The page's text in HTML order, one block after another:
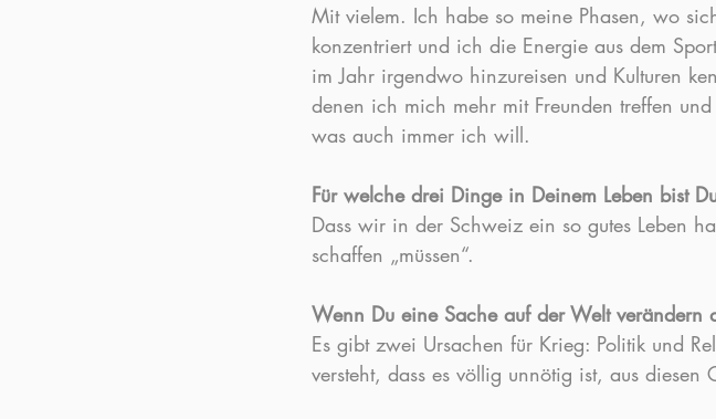
Mit vielem. Ich habe so meine Phasen, wo
konzentriert und ich die Energie aus dem
im Jahr irgendwo hinzureisen und Kulturen
denen ich mich mehr mit Freunden treffen
was auch immer ich will.
Für welche drei Dinge in Deinem Leben bist
Dass wir in der Schweiz ein so gutes Leben
schaffen „müssen“.
Wenn Du eine Sache auf der Welt verändern
Es gibt zwei Ursachen für Krieg: Politik und
versteht, dass es völlig unnötig ist, aus diesen